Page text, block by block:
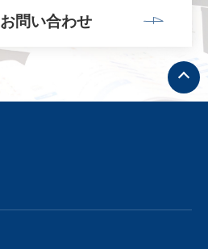
お問い合わせ
ト
ッ
プ
へ